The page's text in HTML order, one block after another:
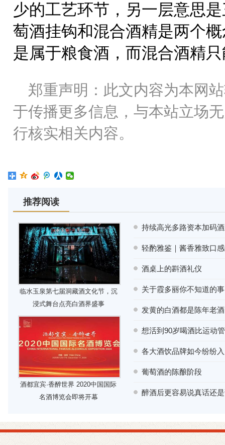
少的工艺环节，另一层意思
萄酒挂钩和混合酒精是两个
是属于粮食酒，而混合酒精
郑重声明：此文内容为本网
于传播更多信息，与本站立场
行核实相关内容。
推荐阅读
临水玉泉第七届洞藏酒文化节，沉
浸式舞台点亮白酒界盛事
酒都宜宾·香醉世界 2020中国国际
名酒博览会即将开幕
持续高光多路资本加码酒
轻酌雅鉴｜酱香雅致口
酒桌上的斟酒礼仪
关于霞多丽你不知道的事
发黄的白酒都是陈年老
想活到90岁喝酒比运动
各大酒饮品牌如今纷纷
葡萄酒的陈酿阶段
醉酒后更容易说真话还